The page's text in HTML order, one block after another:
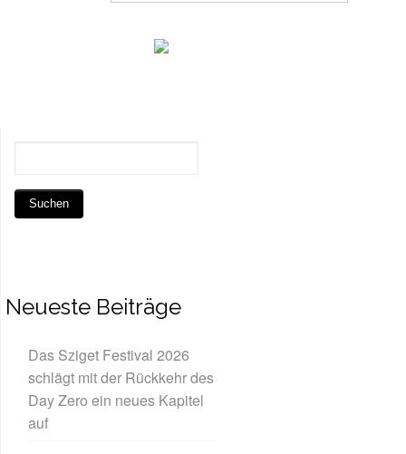
Neueste Beiträge
Das Sziget Festival 2026
schlägt mit der Rückkehr des
Day Zero ein neues Kapitel
auf